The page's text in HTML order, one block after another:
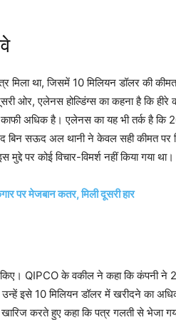
था, जिसमें 10 मिलियन डॉलर की कीमत
ओर, एलेनस होल्डिंग्स का कहना है कि हीरे
काफी अधिक है। एलेनस का यह भी तर्क है कि
सऊद अल थानी ने केवल सही कीमत पर
पर कोई विचार-विमर्श नहीं किया गया था।
पर मेजबान कतर, मिली दूसरी हार
किए। QIPCO के वकील ने कहा कि कंपनी
उन्हें इसे 10 मिलियन डॉलर में खरीदने का
करते हुए कहा कि पत्र गलती से भेजा